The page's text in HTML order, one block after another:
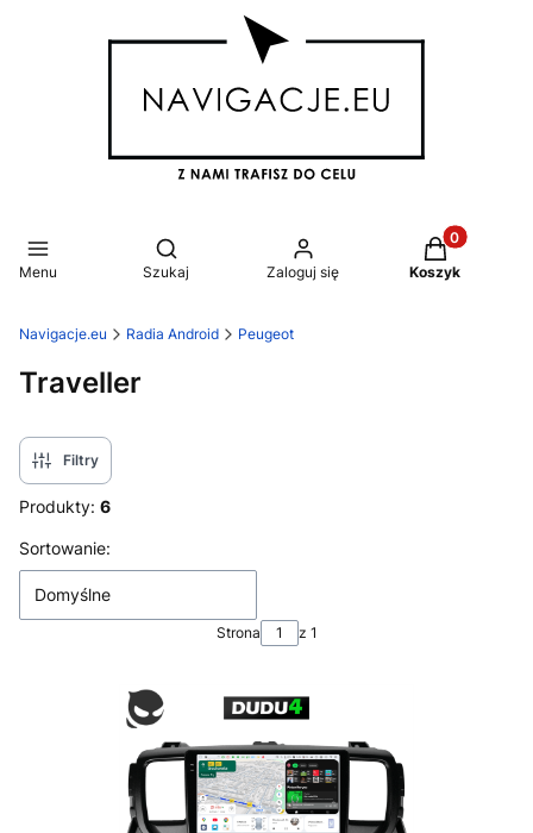
Menu
Otwórz wyszukiwarkę
Szukaj Zaloguj się
Produkty w
Koszyk
Navigacje.eu Radia Android Peugeot
Traveller
Filtry
Produkty: 6
Lista produktów
Sortowanie:
Domyślne
Strona z 1